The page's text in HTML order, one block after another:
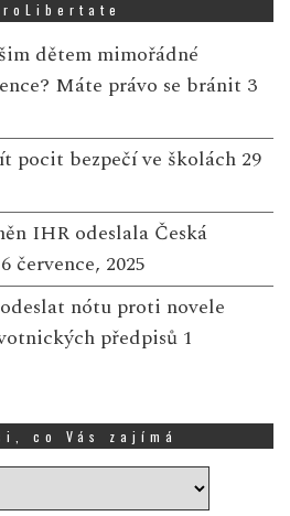
dětem mimořádné
Máte právo se bránit 3
pocit bezpečí ve školách 29
IHR odeslala Česká
července, 2025
nótu proti novele
předpisů 1
co Vás zajímá